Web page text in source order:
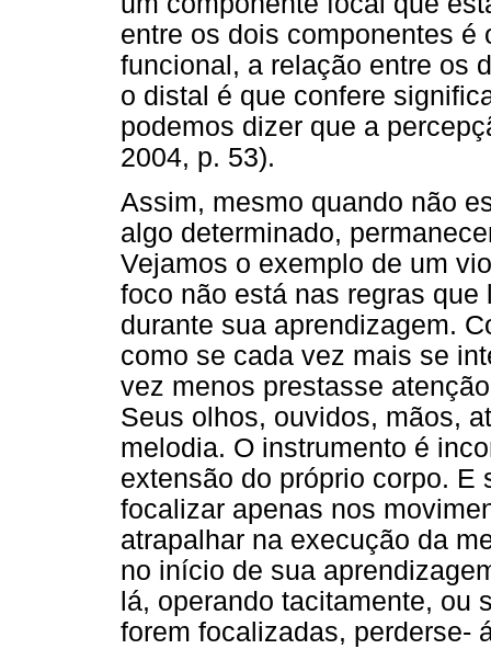
entre os dois componentes
funcional, a relação entre os
o distal é que confere
podemos dizer que a
2004, p. 53).
Assim, mesmo quando não
algo determinado,
Vejamos o exemplo de um
foco não está nas regras
durante sua aprendizagem.
como se cada vez mais se
vez menos prestasse
Seus olhos, ouvidos, mãos,
melodia. O instrumento é
extensão do próprio corpo. E
focalizar apenas nos
atrapalhar na execução da
no início de sua
lá, operando tacitamente, ou
forem focalizadas, perderse-